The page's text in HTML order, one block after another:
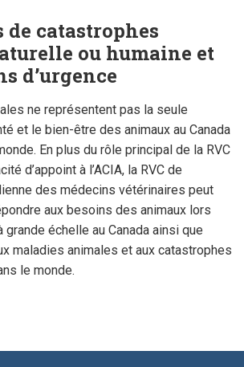
de catastrophes
ou humaine et
d’urgence
ne représentent pas la seule
et le bien-être des animaux au Canada
En plus du rôle principal de la RVC
d’appoint à l’ACIA, la RVC de
des médecins vétérinaires peut
aux besoins des animaux lors
grande échelle au Canada ainsi que
maladies animales et aux catastrophes
le monde.